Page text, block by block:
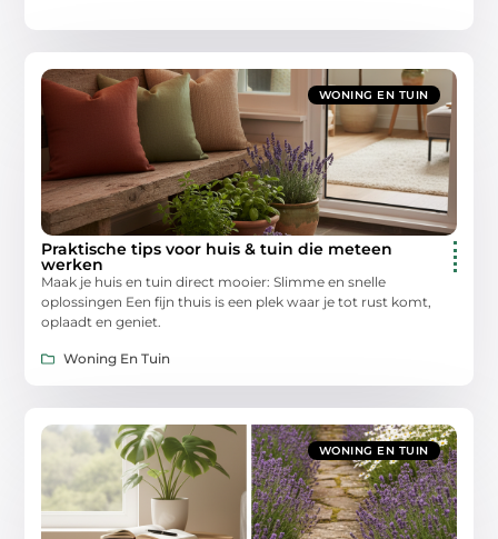
WONING EN TUIN
Praktische tips voor huis & tuin die meteen
werken
Maak je huis en tuin direct mooier: Slimme en snelle
oplossingen Een fijn thuis is een plek waar je tot rust komt,
oplaadt en geniet.
Woning En Tuin
WONING EN TUIN